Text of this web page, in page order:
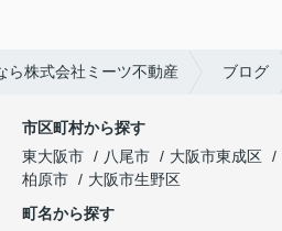
ら株式会社ミーツ不動産 ブログ
市区町村から探す
東大阪市
八尾市 大阪市東成区
柏原市
大阪市生野区
町名から探す